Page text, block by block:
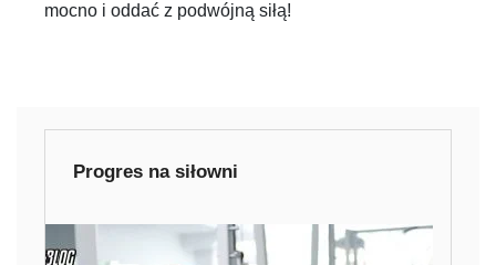
mocno i oddać z podwójną siłą!
Progres na siłowni